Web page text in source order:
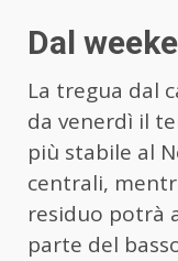
Dal
La tregua dal
da venerdì il
più stabile al
centrali,
residuo potrà
parte del